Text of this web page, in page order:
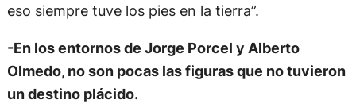
eso siempre tuve los pies en la tierra”.
-En los entornos de Jorge Porcel y Alberto
Olmedo, no son pocas las figuras que no tuvieron
un destino plácido.